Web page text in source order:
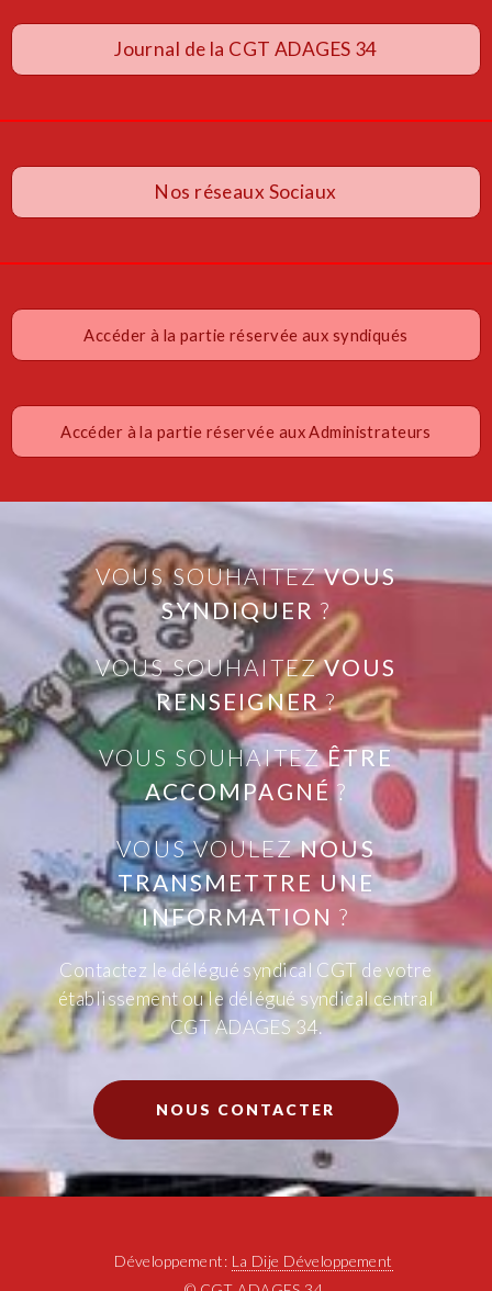
Journal de la CGT ADAGES 34
Nos réseaux Sociaux
Accéder à la partie réservée aux syndiqués
Accéder à la partie réservée aux Administrateurs
VOUS SOUHAITEZVOUS
SYNDIQUER?
VOUS SOUHAITEZVOUS
RENSEIGNER?
VOUS SOUHAITEZÊTRE
ACCOMPAGNÉ?
VOUS VOULEZNOUS
TRANSMETTRE UNE
INFORMATION?
Contactez le délégué syndical CGT de votre
établissementou le délégué syndical central
CGT ADAGES 34.
NOUS CONTACTER
Développement: La Dije Développement